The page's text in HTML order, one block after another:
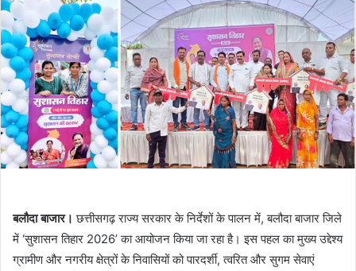
email
बलौदा बाजार।छत्तीसगढ़ राज्य सरकार के निर्देशों के पालन में, बलौदा बाजार जिले
में ‘सुशासन तिहार 2026’ का आयोजन किया जा रहा है। इस पहल का मुख्य उद्देश्य
ग्रामीण और नगरीय क्षेत्रों के निवासियों को पारदर्शी, त्वरित और सुगम सेवाएं